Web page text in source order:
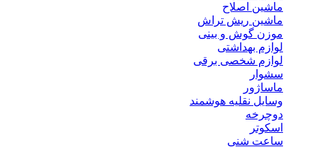
ماشین اصلاح
ماشین ریش تراش
موزن گوش و بینی
لوازم بهداشتی
لوازم شخصی برقی
سشوار
ماساژور
وسایل نقلیه هوشمند
دوچرخه
اسکوتر
ساعت شنی